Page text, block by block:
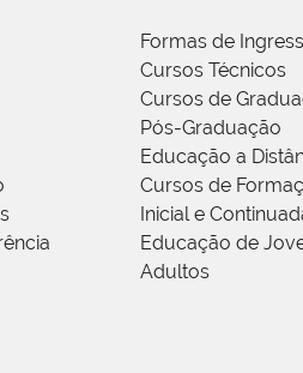
Formas de
Cursos Técnicos
Cursos de
Pós-Graduação
Educação a
Cursos de
Inicial e
Educação de
Adultos